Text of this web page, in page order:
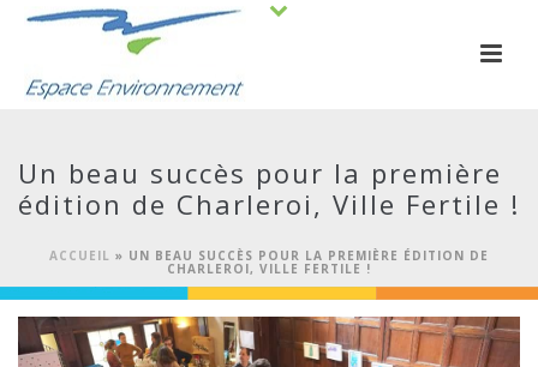
Un beau succès pour la première
édition de Charleroi, Ville Fertile !
ACCUEIL » UN BEAU SUCCÈS POUR LA PREMIÈRE ÉDITION DE
CHARLEROI, VILLE FERTILE !